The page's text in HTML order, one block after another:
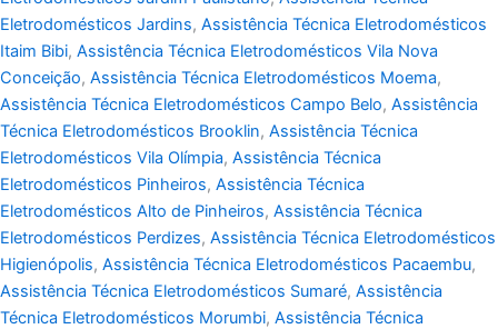
Eletrodomésticos Jardins, Assistência Técnica Eletrodomésticos
Itaim Bibi, Assistência Técnica Eletrodomésticos Vila Nova
Conceição, Assistência Técnica Eletrodomésticos Moema,
Assistência Técnica Eletrodomésticos Campo Belo, Assistência
Técnica Eletrodomésticos Brooklin, Assistência Técnica
Eletrodomésticos Vila Olímpia, Assistência Técnica
Eletrodomésticos Pinheiros, Assistência Técnica
Eletrodomésticos Alto de Pinheiros, Assistência Técnica
Eletrodomésticos Perdizes, Assistência Técnica Eletrodomésticos
Higienópolis, Assistência Técnica Eletrodomésticos Pacaembu,
Assistência Técnica Eletrodomésticos Sumaré, Assistência
Técnica Eletrodomésticos Morumbi, Assistência Técnica